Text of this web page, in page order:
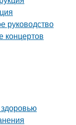
руководство
концертов